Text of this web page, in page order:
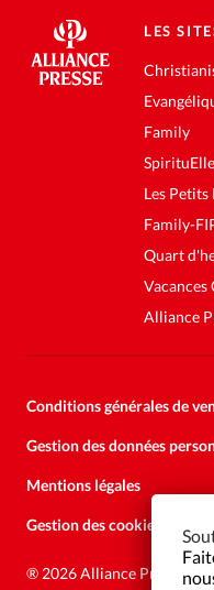
LES
Family
Les
Family-
Quart
Vacances
Alliance
Conditions générales de
Gestion des données
Mentions légales
Gestion des cookies
® 2026 Alliance Presse